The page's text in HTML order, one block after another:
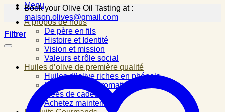
Menu
À propos de nous
De père en fils
Histoire et Identité
Vision et mission
Valeurs et rôle social
Huiles d’olive de première qualité
Huiles d\’olive riches en phénols
Huiles d\’olive aromatisées
Idées de cadeau
Achetez maintenant
Book your Olive Oil Tasting at :
maison.olives@gmail.com
Filtrer